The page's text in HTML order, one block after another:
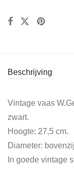
Beschrijving
Vintage vaas
zwart.
Hoogte: 27,5 cm.
Diameter:
In goede vintage